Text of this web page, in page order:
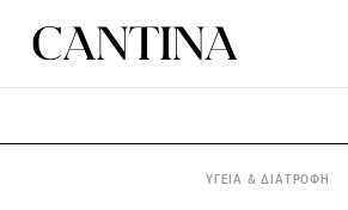
ΥΓΕΙΑ & ΔΙΑΤΡΟΦΗ